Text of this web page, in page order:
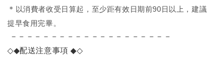
＊ 以消費者收受日算起，至少距有效日期前90日以上，建議
提早食用完畢。
－－－－－－－－－－－－－－－－－－－－
◇◆配送注意事項◆◇